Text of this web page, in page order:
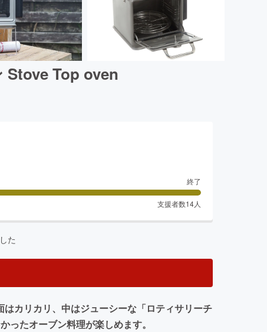
Stove Top oven
終了
支援者数14人
た
カリカリ、中はジューシーな「ロティサリーチ
たオーブン料理が楽しめます。